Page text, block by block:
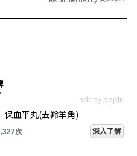
ads by popIn
保血平丸(去羚羊角)
次 深入了解